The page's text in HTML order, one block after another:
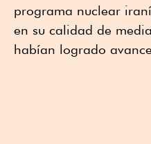
programa nuclear
en su calidad de
habían logrado